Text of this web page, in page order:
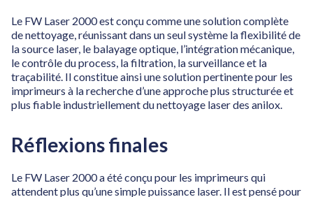
Le FW Laser 2000 est conçu comme une solution complète
de nettoyage, réunissant dans un seul système la flexibilité de
la source laser, le balayage optique, l’intégration mécanique,
le contrôle du process, la filtration, la surveillance et la
traçabilité. Il constitue ainsi une solution pertinente pour les
imprimeurs à la recherche d’une approche plus structurée et
plus fiable industriellement du nettoyage laser des anilox.
Réflexions finales
Le FW Laser 2000 a été conçu pour les imprimeurs qui
attendent plus qu’une simple puissance laser. Il est pensé pour